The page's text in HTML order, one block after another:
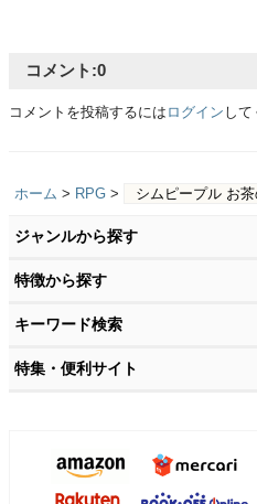
コメント:0
コメントを投稿するには ログイン して
ホーム > RPG > シムピープル お
ジャンルから探す
特徴から探す
キーワード検索
特集・便利サイト